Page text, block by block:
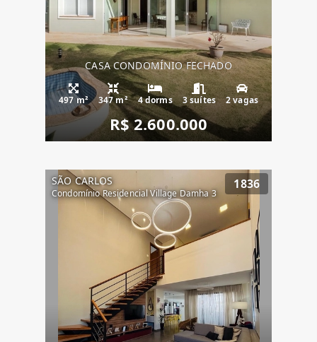
CASA CONDOMÍNIO FECHADO
497 m² 347 m² 4 dorms 3 suítes 2 vagas
R$ 2.600.000
SÃO CARLOS
Condomínio Residencial Village Damha 3
1836